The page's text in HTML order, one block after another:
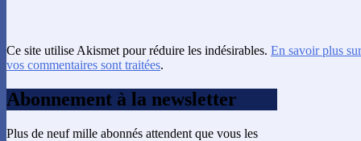
Ce site utilise Akismet pour réduire les indésirables. En savoir plus
vos commentaires sont traitées.
Abonnement à la newsletter
Plus de neuf mille abonnés attendent que vous les